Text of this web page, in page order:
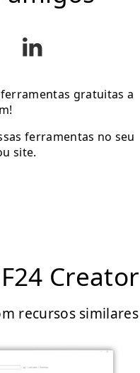
gratuitas a
ferramentas no seu
site.
Creator
recursos similares